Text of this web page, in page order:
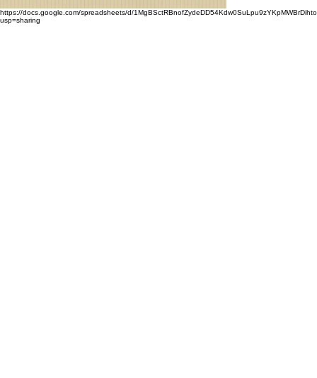
https://docs.google.com/spreadsheets/d/
usp=sharing